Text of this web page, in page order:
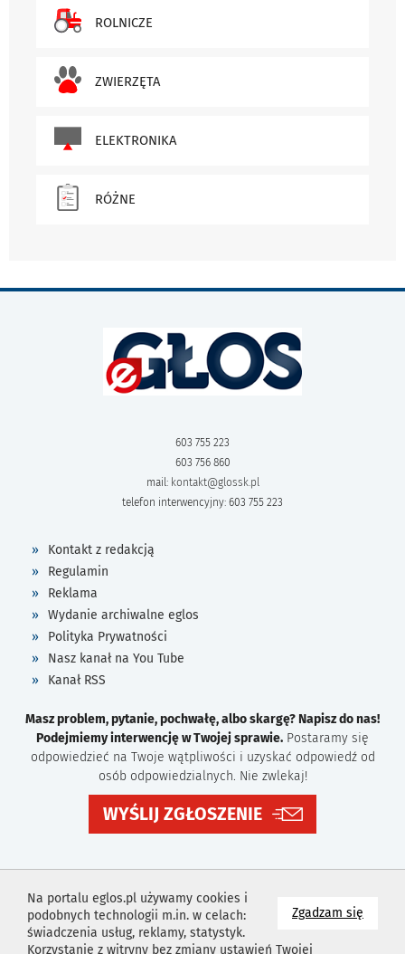
Zgadzam się
Na portalu eglos.pl używamy cookies i
podobnych technologii m.in. w celach:
świadczenia usług, reklamy, statystyk.
Korzystanie z witryny bez zmiany ustawień Twojej
ROLNICZE
ZWIERZĘTA
ELEKTRONIKA
RÓŻNE
603 755 223
603 756 860
mail: kontakt@glossk.pl
telefon interwencyjny: 603 755 223
Kontakt z redakcją
Regulamin
Reklama
Wydanie archiwalne eglos
Polityka Prywatności
Nasz kanał na You Tube
Kanał RSS
Masz problem, pytanie, pochwałę, albo skargę? Napisz do nas!
Podejmiemy interwencję w Twojej sprawie. Postaramy się
odpowiedzieć na Twoje wątpliwości i uzyskać odpowiedź od
osób odpowiedzialnych. Nie zwlekaj!
WYŚLIJ ZGŁOSZENIE